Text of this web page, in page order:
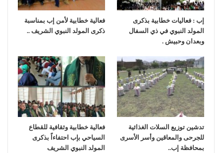
إب : فعاليات خطابية بذكرى
المولد النبوي في ذي السفال
وبعدان وحبيش .
فعالية خطابية لأمن إب بمناسبة
ذكرى المولد النبوي الشريف ..
تدشين توزيع السلات الغذائية
للجرحى والمعاقين وأسر الأسرى
بمحافظة إب..
فعالية خطابية وثقافية للقطاع
السياحي بإب احتفاءاً بذكرى
المولد النبوي الشريف